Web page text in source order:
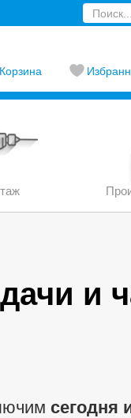
Корзина
и
сегодня